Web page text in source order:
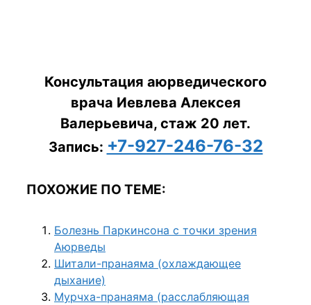
Консультация аюрведического
врача Иевлева Алексея
Валерьевича, стаж 20 лет.
Запись: +7-927-246-76-32
ПОХОЖИЕ ПО ТЕМЕ:
Болезнь Паркинсона с точки зрения
Аюрведы
Шитали-пранаяма (охлаждающее
дыхание)
Мурчха-пранаяма (расслабляющая